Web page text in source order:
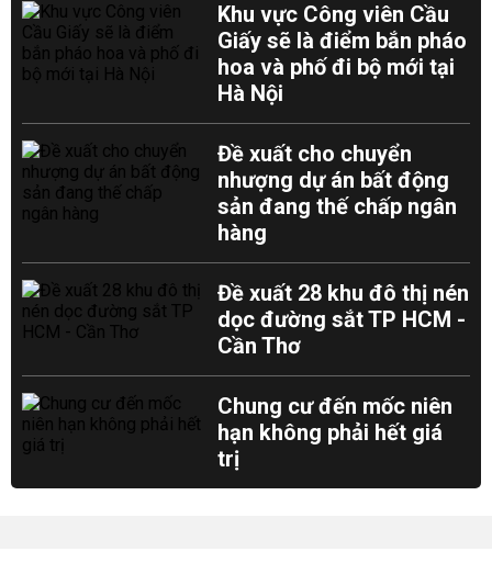
Khu vực Công viên Cầu
Giấy sẽ là điểm bắn pháo
hoa và phố đi bộ mới tại
Hà Nội
Đề xuất cho chuyển
nhượng dự án bất động
sản đang thế chấp ngân
hàng
Đề xuất 28 khu đô thị nén
dọc đường sắt TP HCM -
Cần Thơ
Chung cư đến mốc niên
hạn không phải hết giá
trị